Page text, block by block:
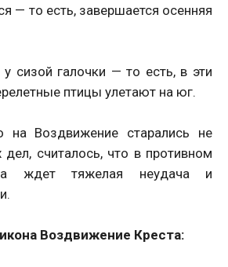
— то есть, завершается осенняя
сизой галочки — то есть, в эти
птицы улетают на юг.
на Воздвижение старались не
считалось, что в противном
ждет тяжелая неудача и
Воздвижение Креста: